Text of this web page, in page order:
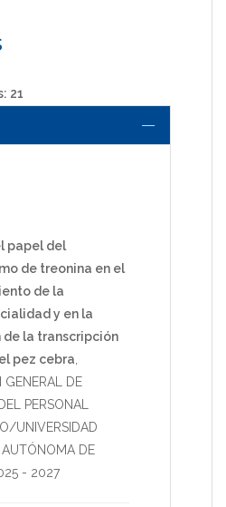
21
papel del
de treonina en el
de la
y en la
la transcripción
pez cebra,
GENERAL DE
PERSONAL
UNIVERSIDAD
DE
- 2027